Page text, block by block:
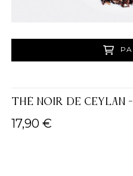
THÉ NOIR DE CEYLAN
17,90 €